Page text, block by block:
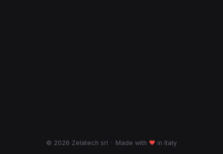
© 2026 Zelatech srl · Made with ♥ in Italy